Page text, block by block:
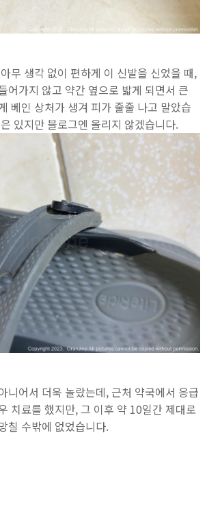
무 생각 없이 편하게 이 신발을 신었을 때,
어가지 않고 약간 옆으로 밟게 되면서 큰
베인 상처가 생겨 피가 줄줄 나고 말았습
있지만 블로그엔 올리지 않겠습니다.
니어서 더욱 놀랐는데, 근처 약국에서 응급
치료를 했지만, 그 이후 약 10일간 제대로
칠 수밖에 없었습니다.